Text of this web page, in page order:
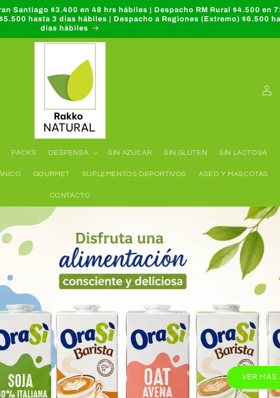
Santiago $3.400 en 48 hrs hábiles | Despacho RM Rural $4.500 en
hasta 3 días hábiles | Despacho a Regiones (Extremo) $6.500
días hábiles
PACKS DESPENSA SIN AZÚCAR SIN GLUTEN SIN LACTOSA
GOURMET SUPLEMENTOS DEPORTIVOS ASEO Y MASCOTAS
CONTACTO
sesión
VER